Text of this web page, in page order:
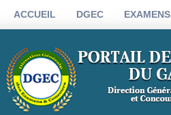
ACCUEIL DGEC EXAMENS